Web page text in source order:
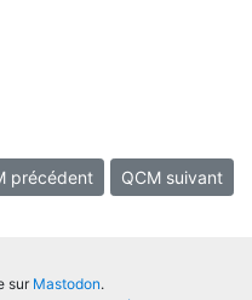
précédent QCM suivant
sur Mastodon.